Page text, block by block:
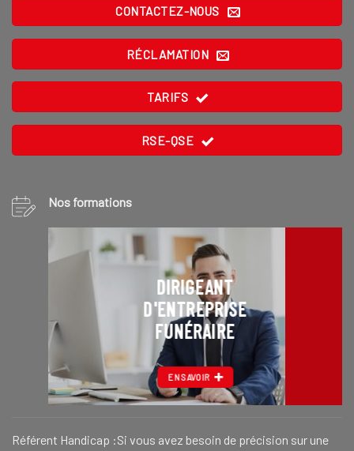
CONTACTEZ-NOUS
RÉCLAMATION
TARIFS
RSE-QSE
Nos formations
DIRIGEANT
D'ENTREPRISE
FUNÉRAIRE
EN SAVOIR
Référent Handicap :Si vous avez besoin de précision sur une